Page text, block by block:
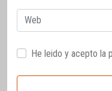
Web
He leido y acepto la